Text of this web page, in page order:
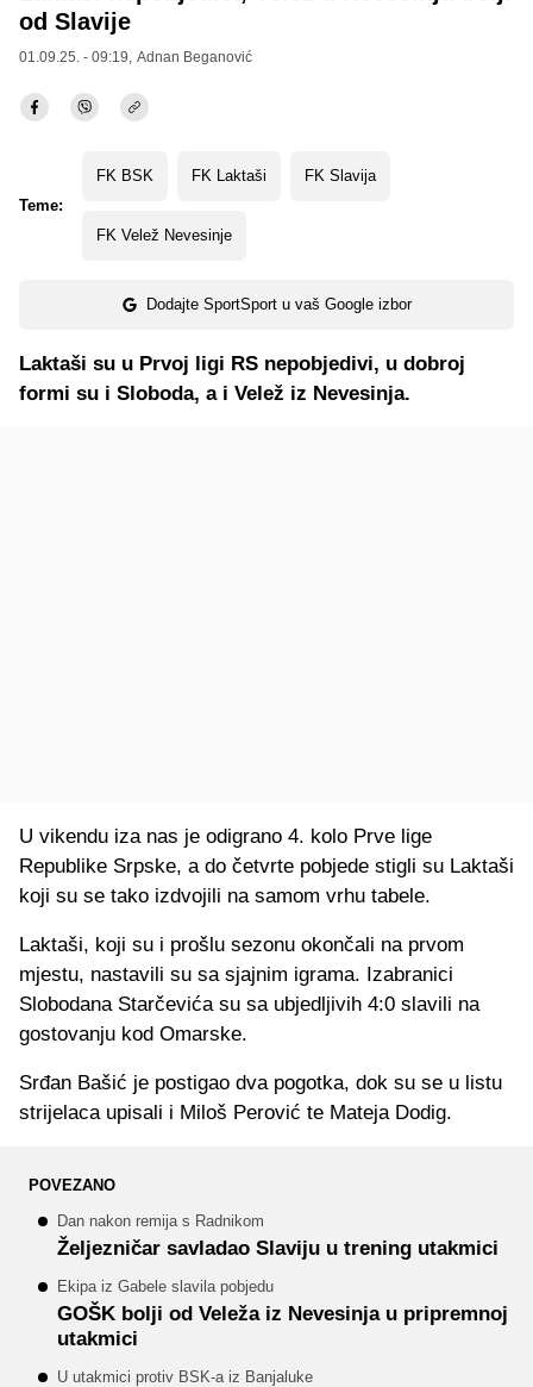
od Slavije
01.09.25. - 09:19, Adnan Beganović
Teme:
FK BSK FK Laktaši FK Slavija
FK Velež Nevesinje
Dodajte SportSport u vaš Google izbor
Laktaši su u Prvoj ligi RS nepobjedivi, u dobroj
formi su i Sloboda, a i Velež iz Nevesinja.
U vikendu iza nas je odigrano 4. kolo Prve lige
Republike Srpske, a do četvrte pobjede stigli su Laktaši
koji su se tako izdvojili na samom vrhu tabele.
Laktaši, koji su i prošlu sezonu okončali na prvom
mjestu, nastavili su sa sjajnim igrama. Izabranici
Slobodana Starčevića su sa ubjedljivih 4:0 slavili na
gostovanju kod Omarske.
Srđan Bašić je postigao dva pogotka, dok su se u listu
strijelaca upisali i Miloš Perović te Mateja Dodig.
POVEZANO
Dan nakon remija s Radnikom
Željezničar savladao Slaviju u trening utakmici
Ekipa iz Gabele slavila pobjedu
GOŠK bolji od Veleža iz Nevesinja u pripremnoj
utakmici
U utakmici protiv BSK-a iz Banjaluke